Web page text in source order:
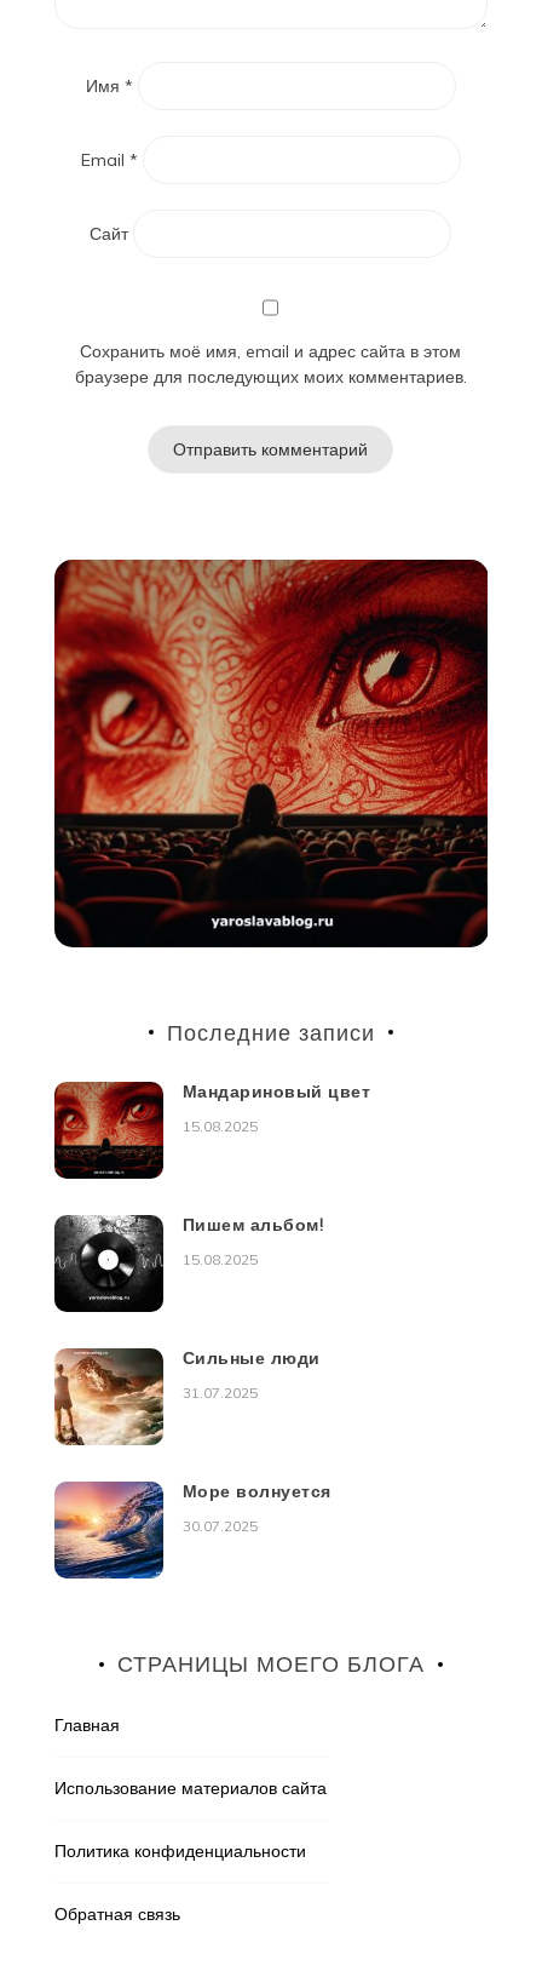
Имя *
Email *
Сайт
Сохранить моё имя, email и адрес сайта в этом
браузере для последующих моих комментариев.
Последние записи
Мандариновый цвет
15.08.2025
Пишем альбом!
15.08.2025
Сильные люди
31.07.2025
Море волнуется
30.07.2025
СТРАНИЦЫ МОЕГО БЛОГА
Главная
Использование материалов сайта
Политика конфиденциальности
Обратная связь